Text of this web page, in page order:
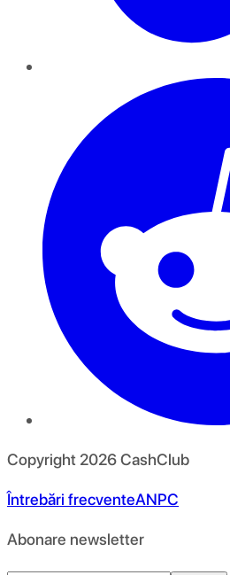
Copyright 2026CashClub
Întrebări frecventeANPC
Abonare newsletter